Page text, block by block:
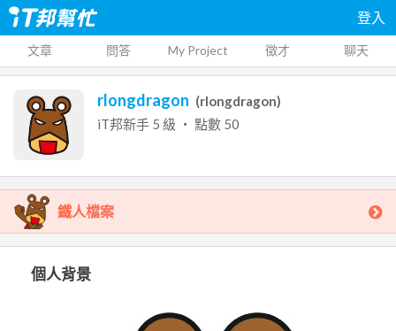
登入
文章 問答 My Project 徵才 聊天
rlongdragon (rlongdragon)
iT邦新手 5 級 ‧ 點數 50
鐵人檔案
個人背景